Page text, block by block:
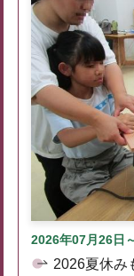
2026年07月26日
2026夏休み